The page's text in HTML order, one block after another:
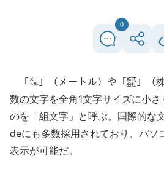
0
「㍍」（メートル）や「㍿」（
数の文字を全角1文字サイズに小
のを「組文字」と呼ぶ。国際的な
deにも多数採用されており、パソ
表示が可能だ。